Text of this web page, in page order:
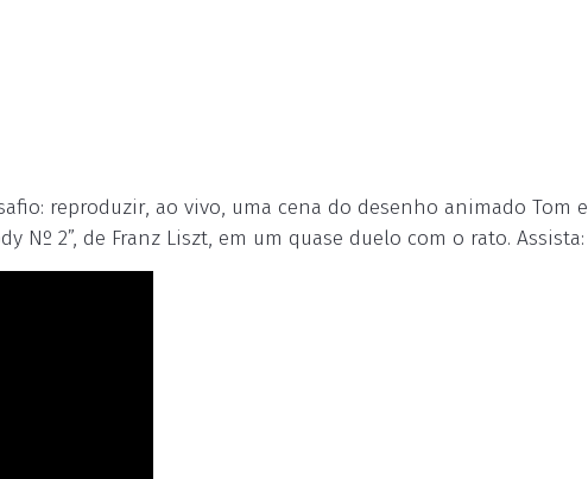
reproduzir, ao vivo, uma cena do desenho animado Tom e
Nº 2”, de Franz Liszt, em um quase duelo com o rato. Assista: